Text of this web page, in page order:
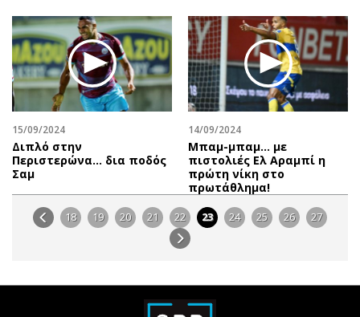
15/09/2024
Διπλό στην
Περιστερώνα… δια ποδός
Σαμ
14/09/2024
Μπαμ-μπαμ… με
πιστολιές Ελ Αραμπί η
πρώτη νίκη στο
πρωτάθλημα!
18 19 20 21 22 23 24 25 26 27